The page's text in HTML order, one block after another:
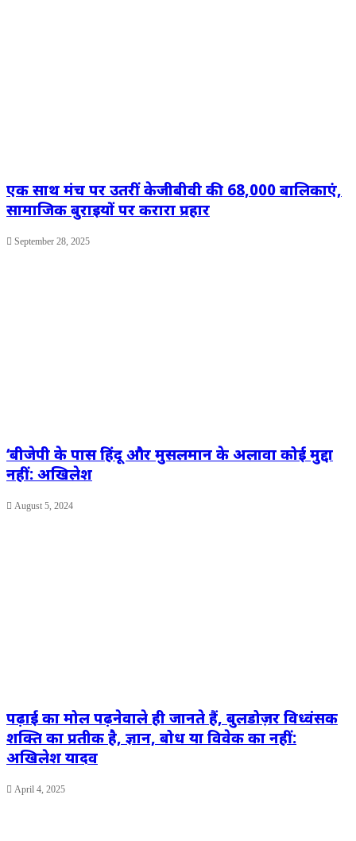
एक साथ मंच पर उतरीं केजीबीवी की 68,000 बालिकाएं,
सामाजिक बुराइयों पर करारा प्रहार
September 28, 2025
‘बीजेपी के पास हिंदू और मुसलमान के अलावा कोई मुद्दा
नहीं: अखिलेश
August 5, 2024
पढ़ाई का मोल पढ़नेवाले ही जानते हैं, बुलडोज़र विध्वंसक
शक्ति का प्रतीक है, ज्ञान, बोध या विवेक का नहीं:
अखिलेश यादव
April 4, 2025